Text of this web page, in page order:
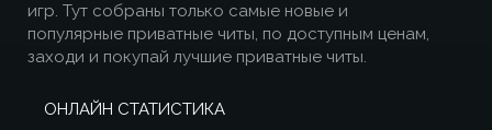
игр. Тут собраны только самые новые и
популярные приватные читы, по доступным ценам,
заходи и покупай лучшие приватные читы.
ОНЛАЙН СТАТИСТИКА